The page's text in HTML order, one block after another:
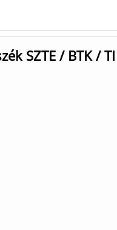
SZTE / BTK /